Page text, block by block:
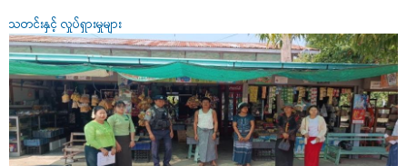
သတင်းနှင့် လှုပ်ရှားမှုများ